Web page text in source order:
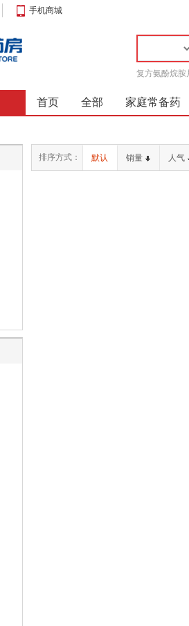
手机商城
复方氨酚烷胺
首页 全部 家庭常备药
排序方式： 默认 销量 人气